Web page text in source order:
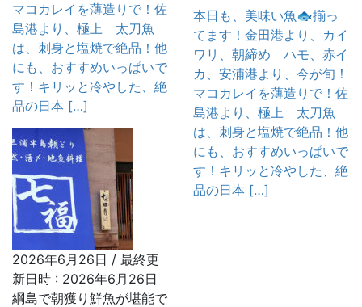
マコカレイを薄造りで！佐
島港より、極上 太刀魚
は、刺身と塩焼で絶品！他
にも、おすすめいっぱいで
す！キリッと冷やした、絶
品の日本 […]
2026年6月26日 / 最終更
新日時 : 2026年6月26日
綱島で朝獲り鮮魚が堪能で
本日も、美味い魚🐟揃っ
てます！金田港より、カイ
ワリ、朝締め ハモ、赤イ
カ、安浦港より、今が旬！
マコカレイを薄造りで！佐
島港より、極上 太刀魚
は、刺身と塩焼で絶品！他
にも、おすすめいっぱいで
す！キリッと冷やした、絶
品の日本 […]